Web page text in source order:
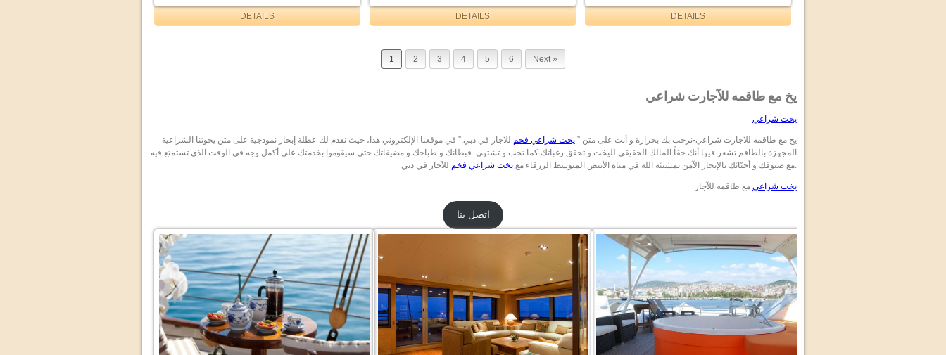
DETAILS DETAILS DETAILS
1 2 3 4 5 6 Next »
يخ مع طاقمه للآجارت شراعي
يخت شراعي
يخ مع طاقمه للآجارت شراعي-نرحب بك بحرارة و أنت على متن ” يخت شراعي فخم للآجار في دبي.” في موقعنا الإلكتروني هذا، حيث نقدم لك عطلة إبحار نموذجية على متن يخوتنا الشراعية
المجهزة بالطاقم تشعر فيها أنك حقاً المالك الحقيقي لليخت و تحقق رغباتك كما تحب و تشتهي. قبطانك و طباخك و مضيفاتك حتى سيقوموا بخدمتك على أكمل وجه في الوقت الذي تستمتع فيه
مع ضيوفك و أحبّائك بالإبحار الآمن بمشيئة الله في مياه الأبيض المتوسط الزرقاء مع يخت شراعي فخم للآجار في دبي.
يخت شراعي مع طاقمه للآجار
اتصل بنا